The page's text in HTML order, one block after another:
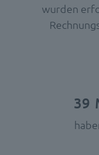
wurden
39